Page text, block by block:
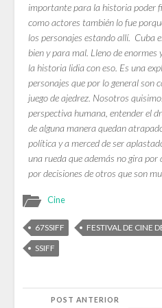
importante para la historia poder
como actores también lo fue
los personajes estando allí. Cuba
bien y para mal. Lleno de
la historia lidia con eso. Es una
personajes que por lo general son
juego de ajedrez. Nosotros
perspectiva humana, entender el
de alguna manera quedan
política y a merced de ser
una rueda que además no gira por
por decisiones de otros que son
Cine
67SSIFF
FESTIVAL DE CINE
SSIFF
POST ANTERIOR